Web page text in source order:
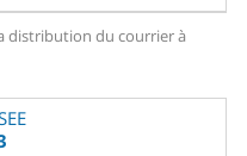
distribution du courrier à